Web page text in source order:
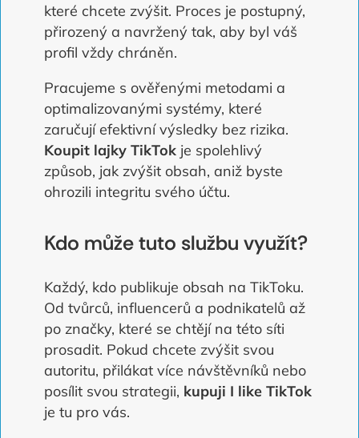
které chcete zvýšit. Proces je postupný,
přirozený a navržený tak, aby byl váš
profil vždy chráněn.
Pracujeme s ověřenými metodami a
optimalizovanými systémy, které
zaručují efektivní výsledky bez rizika.
Koupit lajky TikTok je spolehlivý
způsob, jak zvýšit obsah, aniž byste
ohrozili integritu svého účtu.
Kdo může tuto službu využít?
Každý, kdo publikuje obsah na TikToku.
Od tvůrců, influencerů a podnikatelů až
po značky, které se chtějí na této síti
prosadit. Pokud chcete zvýšit svou
autoritu, přilákat více návštěvníků nebo
posílit svou strategii, kupuji I like TikTok
je tu pro vás.